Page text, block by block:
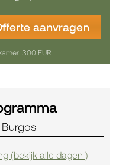
aanvragen
300 EUR
(bekijk alle dagen )